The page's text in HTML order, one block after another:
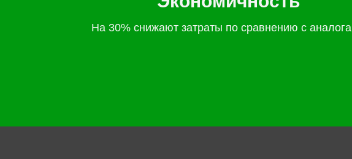
На 30% снижают затраты по сравнению с